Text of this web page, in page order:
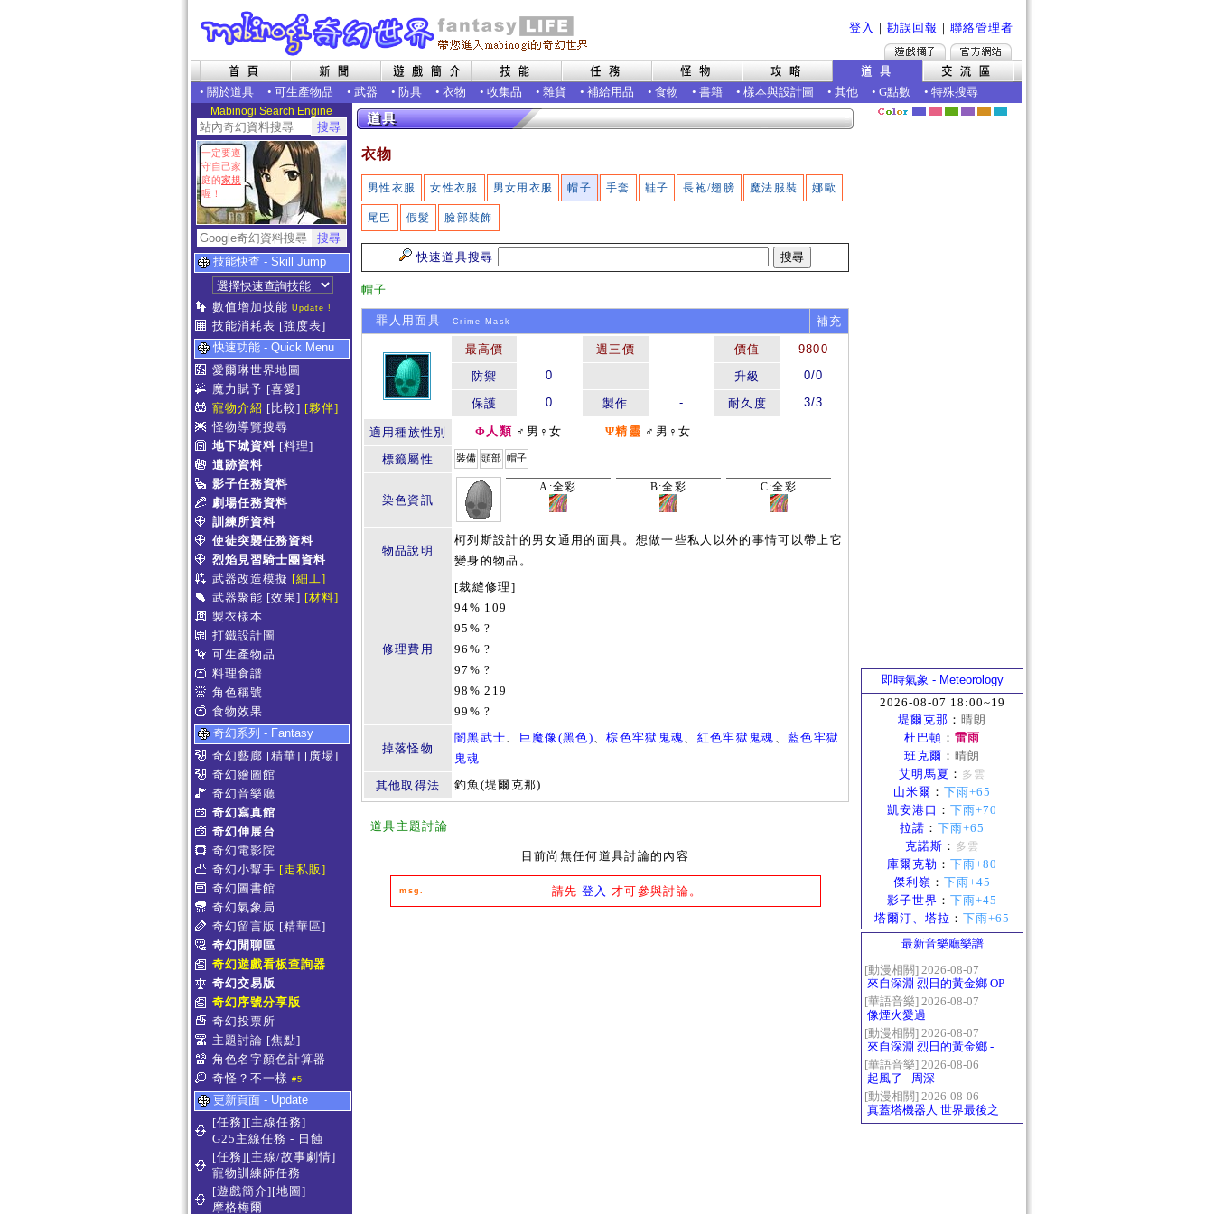
登入 ｜ 勘誤回報 ｜ 聯絡管理者
• 關於道具 • 可生產物品 • 武器 • 防具 • 衣物 • 收集品 • 雜貨 • 補給用品 • 食物 • 書籍 • 樣本與設計圖 • 其他 • G點數 • 特殊搜尋
Mabinogi Search Engine
一定要遵
守自己家
庭的家規
喔！
技能快查 - Skill Jump
數值增加技能 Update !
技能消耗表 [強度表]
快速功能 - Quick Menu
愛爾琳世界地圖
魔力賦予 [喜愛]
寵物介紹 [比較] [夥伴]
怪物導覽搜尋
地下城資料 [料理]
遺跡資料
影子任務資料
劇場任務資料
訓練所資料
使徒突襲任務資料
烈焰見習騎士團資料
武器改造模擬 [細工]
武器聚能 [效果] [材料]
製衣樣本
打鐵設計圖
可生產物品
料理食譜
角色稱號
食物效果
奇幻系列 - Fantasy
奇幻藝廊 [精華] [廣場]
奇幻繪圖館
奇幻音樂廳
奇幻寫真館
奇幻伸展台
奇幻電影院
奇幻小幫手 [走私販]
奇幻圖書館
奇幻氣象局
奇幻留言版 [精華區]
奇幻閒聊區
奇幻遊戲看板查詢器
奇幻交易版
奇幻序號分享版
奇幻投票所
主題討論 [焦點]
角色名字顏色計算器
奇怪？不一樣 #5
更新頁面 - Update
[任務][主線任務]
G25主線任務 - 日蝕
[任務][主線/故事劇情]
寵物訓練師任務
[遊戲簡介][地圖]
摩格梅爾
衣物
男性衣服 女性衣服 男女用衣服 帽子 手套 鞋子 長袍/翅膀 魔法服裝 娜歐
尾巴 假髮 臉部裝飾
快速道具搜尋
帽子
罪人用面具 - Crime Mask 補充
最高價 週三價 價值
9800
防禦
0 升級 0/0
保護 0 製作 - 耐久度 3/3
適用種族性別 Φ人類 ♂男♀女 Ψ精靈 ♂男♀女
標籤屬性 裝備 頭部 帽子
染色資訊
A:全彩 B:全彩 C:全彩
物品說明
柯列斯設計的男女通用的面具。想做一些私人以外的事情可以帶上它
變身的物品。
修理費用
[裁縫修理]
94% 109
95% ?
96% ?
97% ?
98% 219
99% ?
掉落怪物
闇黑武士、 巨魔像(黑色)、棕色牢獄鬼魂、 紅色牢獄鬼魂 、藍色牢獄
鬼魂
其他取得法
釣魚(堤爾克那)
道具主題討論
目前尚無任何道具討論的內容
msg. 請先 登入 才可參與討論。
即時氣象 - Meteorology
2026-08-07 18:00~19
堤爾克那 ： 晴朗
杜巴頓 ： 雷雨
班克爾 ： 晴朗
艾明馬夏 ： 多雲
山米爾 ： 下雨+65
凱安港口 ： 下雨+70
拉諾 ： 下雨+65
克諾斯 ： 多雲
庫爾克勒 ： 下雨+80
傑利嶺 ： 下雨+45
影子世界 ： 下雨+45
塔爾汀、塔拉 ： 下雨+65
最新音樂廳樂譜
[動漫相關] 2026-08-07
來自深淵 烈日的黃金鄉 OP
- かたち(Katachi)
[華語音樂] 2026-08-07
像煙火愛過
[動漫相關] 2026-08-07
來自深淵 烈日的黃金鄉 -
Gravity
[華語音樂] 2026-08-06
起風了 - 周深
[動漫相關] 2026-08-06
真蓋塔機器人 世界最後之
日OP2 HEATS